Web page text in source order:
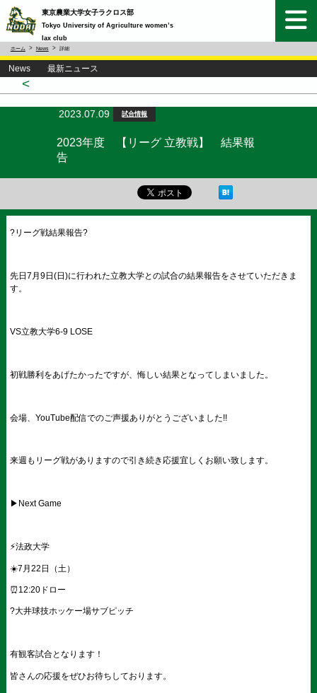
東京農業大学女子ラクロス部
Tokyo University of Agriculture women’s
lax club
ホーム News 詳細
News 最新ニュース
<
2023.07.09 試合情報
2023年度 【リーグ 立教戦】 結果報
告
?リーグ戦結果報告?
先日 7 月 9日 (日 )に行われた立教大学との試合の結果報告をさせていただきま
す。
VS立教大学6-9 LOSE
初戦勝利をあげたかったですが、悔しい結果となってしまいました。
会場、 YouTube配信でのご声援ありがとうございました!!
来週もリーグ戦がありますので引き続き応援宜しくお願い致します。
▶︎ Next Game
⚡️法政大学
☀️7 月22 日（土）
⏰12:20ドロー
?大井球技ホッケー場サブピッチ
有観客試合となります！
皆さんの応援をぜひお待ちしております。